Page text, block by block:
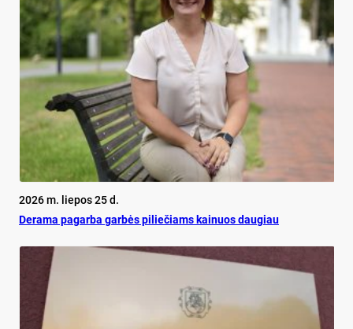
2026 m. liepos 25 d.
De­ra­ma pa­gar­ba gar­bės pi­lie­čiams kai­nuos dau­giau